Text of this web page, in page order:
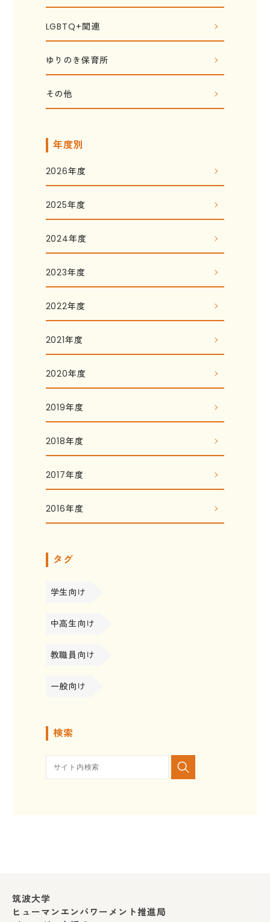
LGBTQ+関連
ゆりのき保育所
その他
年度別
2026年度
2025年度
2024年度
2023年度
2022年度
2021年度
2020年度
2019年度
2018年度
2017年度
2016年度
タグ
学生向け
中高生向け
教職員向け
一般向け
検索
筑波大学
ヒューマンエンパワーメント推進局